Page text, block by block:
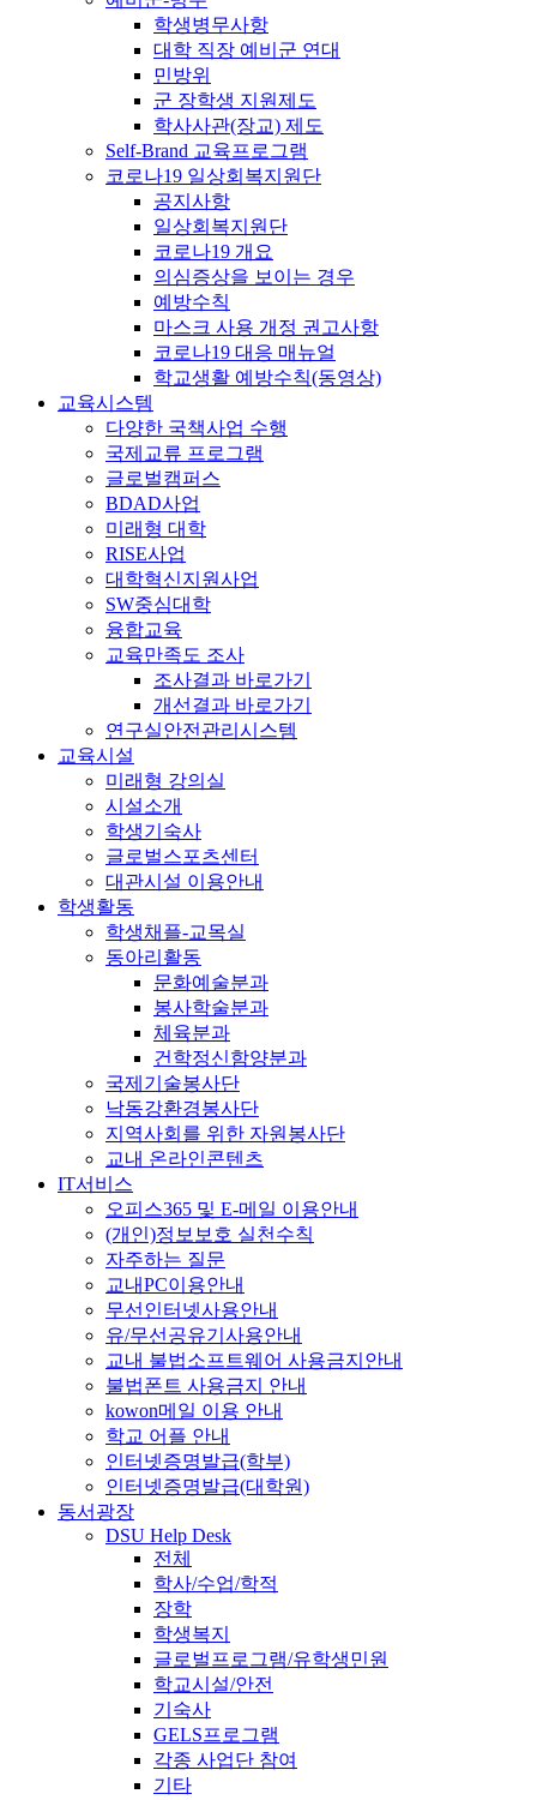
학생병무사항
대학 직장 예비군 연대
민방위
군 장학생 지원제도
학사사관(장교) 제도
Self-Brand 교육프로그램
코로나19 일상회복지원단
공지사항
일상회복지원단
코로나19 개요
의심증상을 보이는 경우
예방수칙
마스크 사용 개정 권고사항
코로나19 대응 매뉴얼
학교생활 예방수칙(동영상)
교육시스템
다양한 국책사업 수행
국제교류 프로그램
글로벌캠퍼스
BDAD사업
미래형 대학
RISE사업
대학혁신지원사업
SW중심대학
융합교육
교육만족도 조사
조사결과 바로가기
개선결과 바로가기
연구실안전관리시스템
교육시설
미래형 강의실
시설소개
학생기숙사
글로벌스포츠센터
대관시설 이용안내
학생활동
학생채플-교목실
동아리활동
문화예술분과
봉사학술분과
체육분과
건학정신함양분과
국제기술봉사단
낙동강환경봉사단
지역사회를 위한 자원봉사단
교내 온라인콘텐츠
IT서비스
오피스365 및 E-메일 이용안내
(개인)정보보호 실천수칙
자주하는 질문
교내PC이용안내
무선인터넷사용안내
유/무선공유기사용안내
교내 불법소프트웨어 사용금지안내
불법폰트 사용금지 안내
kowon메일 이용 안내
학교 어플 안내
인터넷증명발급(학부)
인터넷증명발급(대학원)
동서광장
DSU Help Desk
전체
학사/수업/학적
장학
학생복지
글로벌프로그램/유학생민원
학교시설/안전
기숙사
GELS프로그램
각종 사업단 참여
기타